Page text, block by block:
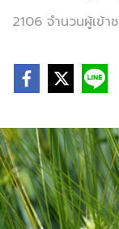
2106 จำนวนผู้เข้า